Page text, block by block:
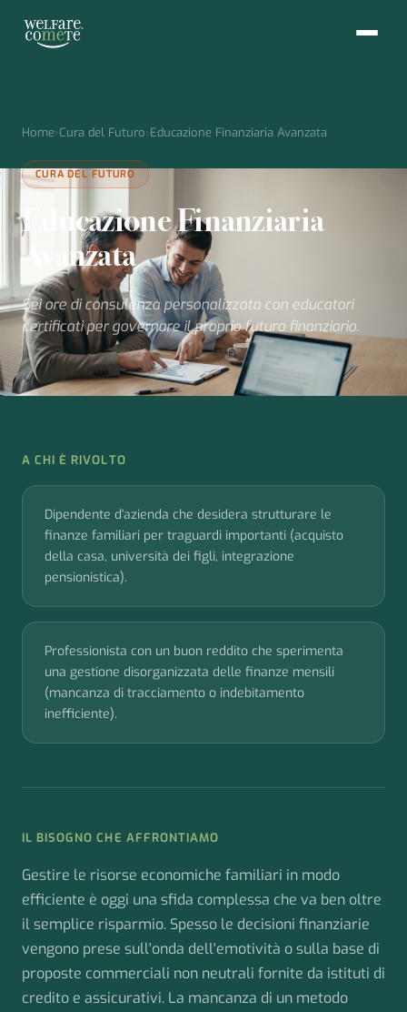
Home›Cura del Futuro›Educazione Finanziaria Avanzata
CURA DEL FUTURO
Educazione Finanziaria
Avanzata
Sei ore di consulenza personalizzata con educatori
certificati per governare il proprio futuro finanziario.
A CHI È RIVOLTO
Dipendente d'azienda che desidera strutturare le
finanze familiari per traguardi importanti (acquisto
della casa, università dei figli, integrazione
pensionistica).
Professionista con un buon reddito che sperimenta
una gestione disorganizzata delle finanze mensili
(mancanza di tracciamento o indebitamento
inefficiente).
IL BISOGNO CHE AFFRONTIAMO
Gestire le risorse economiche familiari in modo
efficiente è oggi una sfida complessa che va ben oltre
il semplice risparmio. Spesso le decisioni finanziarie
vengono prese sull'onda dell'emotività o sulla base di
proposte commerciali non neutrali fornite da istituti di
credito e assicurativi. La mancanza di un metodo